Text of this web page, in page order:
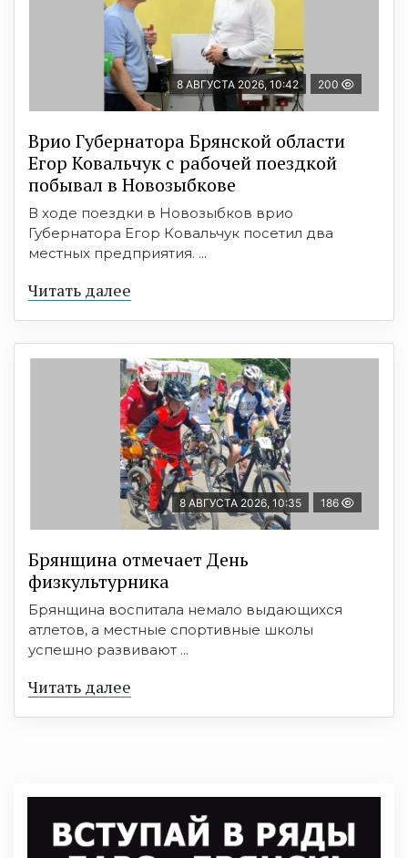
8 АВГУСТА 2026, 10:42 200
Врио Губернатора Брянской области
Егор Ковальчук с рабочей поездкой
побывал в Новозыбкове
В ходе поездки в Новозыбков врио
Губернатора Егор Ковальчук посетил два
местных предприятия. ...
Читать далее
8 АВГУСТА 2026, 10:35 186
Брянщина отмечает День
физкультурника
Брянщина воспитала немало выдающихся
атлетов, а местные спортивные школы
успешно развивают ...
Читать далее